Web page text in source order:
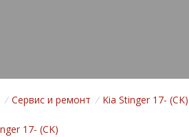
/ Cервис и ремонт / Kia Stinger 17- (CK)